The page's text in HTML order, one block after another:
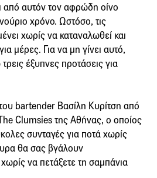
από αυτόν τον αφρώδη οίνο
χρόνο. Ωστόσο, τις
χωρίς να καταναλωθεί και
μέρες. Για να μη γίνει αυτό,
έξυπνες προτάσεις για
bartender Βασίλη Κυρίτση από
Clumsies της Αθήνας, ο οποίος
συνταγές για ποτά χωρίς
θα σας βγάλουν
να πετάξετε τη σαμπάνια